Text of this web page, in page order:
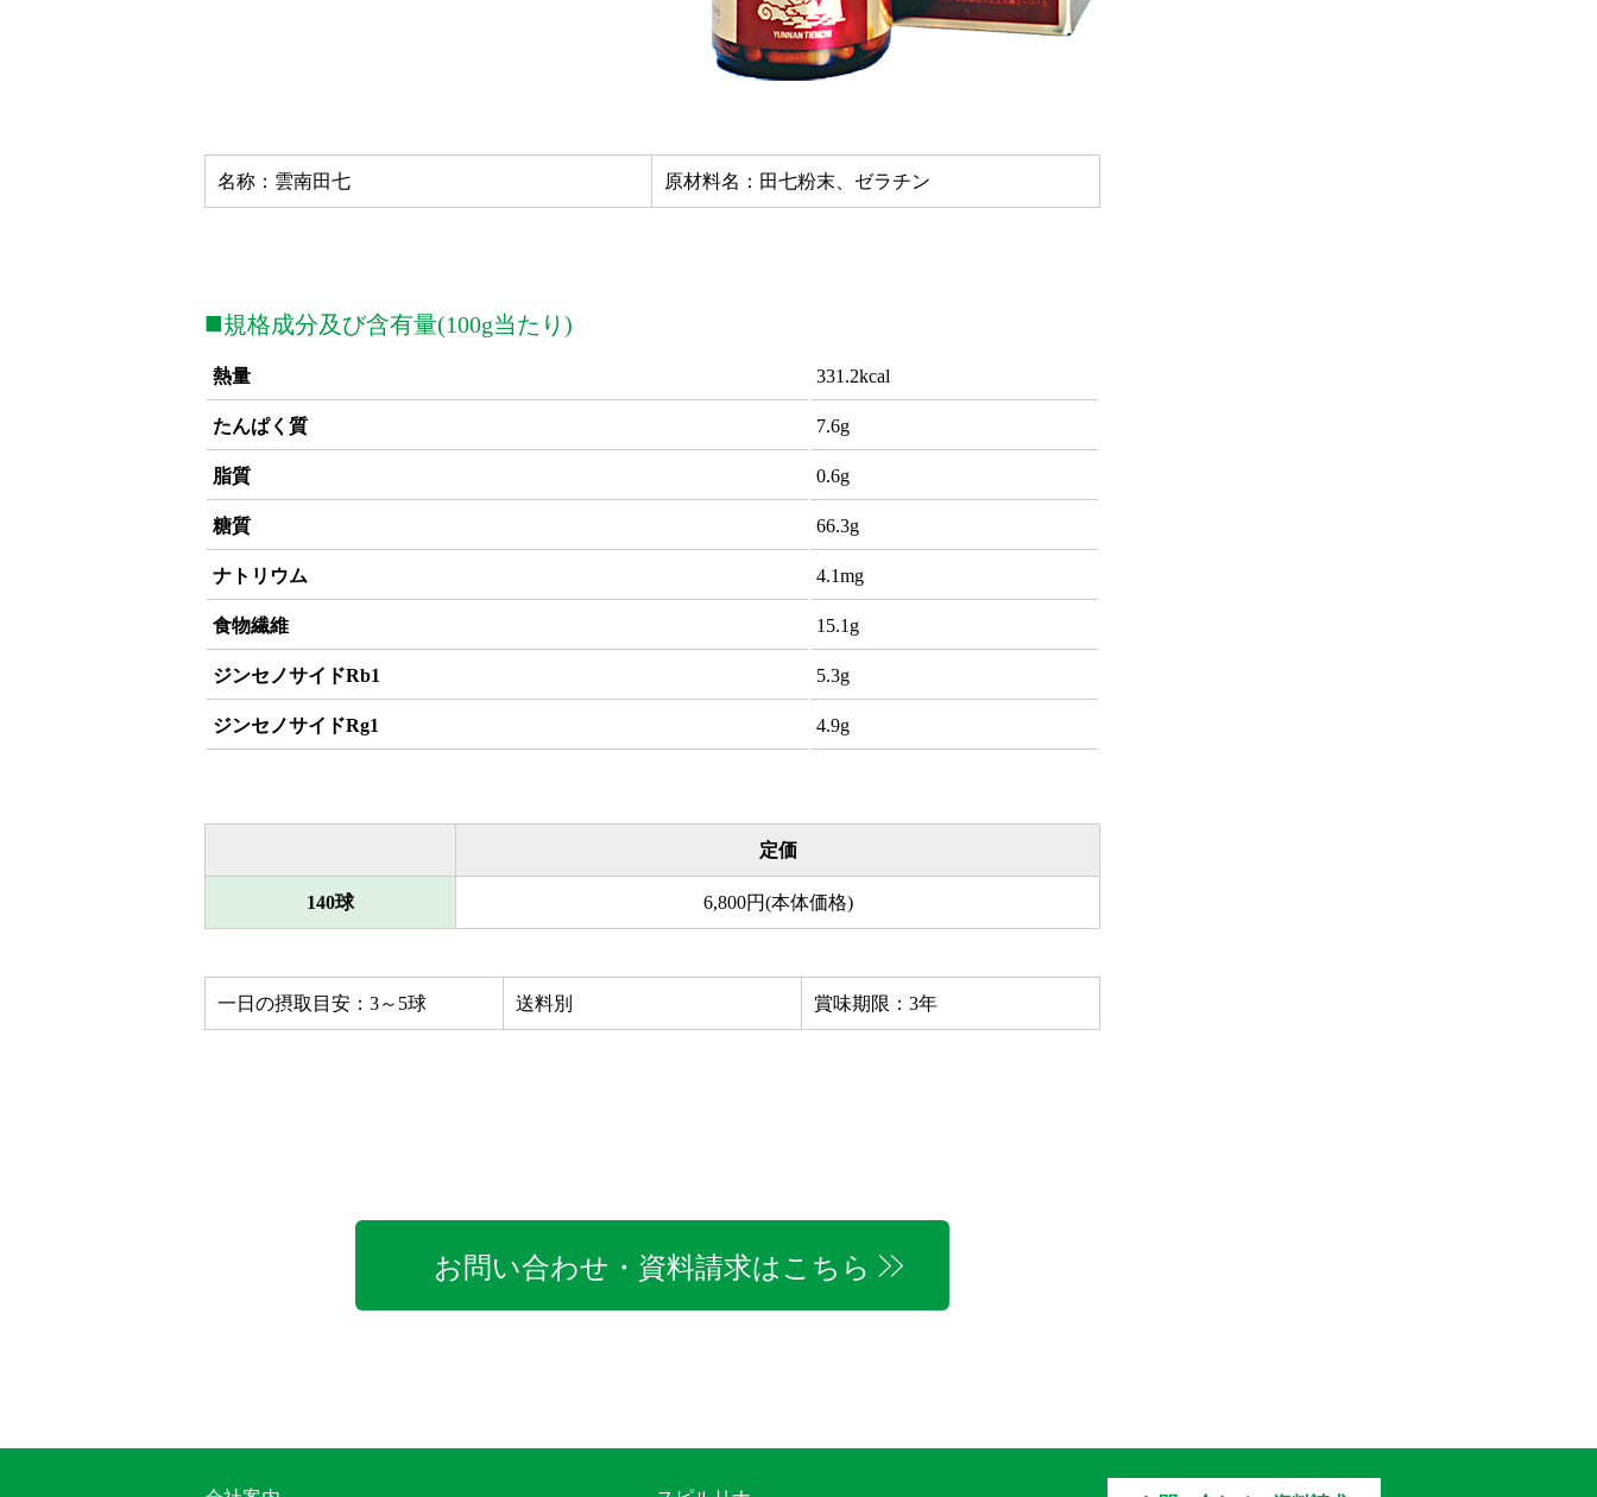
名称：雲南田七 原材料名：田七粉末、ゼラチン
■規格成分及び含有量(100g当たり)
熱量 331.2kcal
たんぱく質 7.6g
脂質 0.6g
糖質 66.3g
ナトリウム 4.1mg
食物繊維 15.1g
ジンセノサイドRb1 5.3g
ジンセノサイドRg1 4.9g
定価
140球 6,800円(本体価格)
一日の摂取目安：3～5球 送料別 賞味期限：3年
お問い合わせ・資料請求はこちら